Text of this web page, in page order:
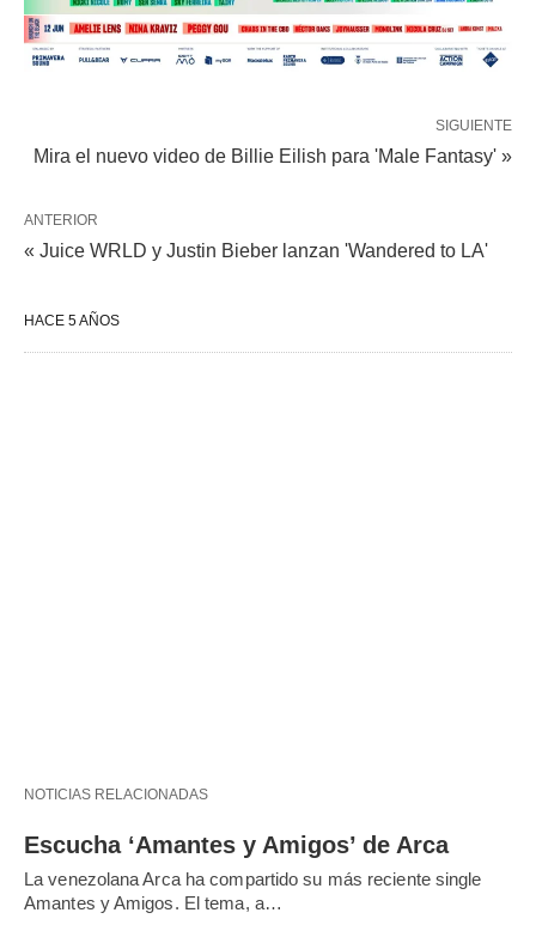
SIGUIENTE
Mira el nuevo video de Billie Eilish para 'Male Fantasy' »
ANTERIOR
« Juice WRLD y Justin Bieber lanzan 'Wandered to LA'
HACE 5 AÑOS
NOTICIAS RELACIONADAS
Escucha ‘Amantes y Amigos’ de Arca
La venezolana Arca ha compartido su más reciente single
Amantes y Amigos. El tema, a…